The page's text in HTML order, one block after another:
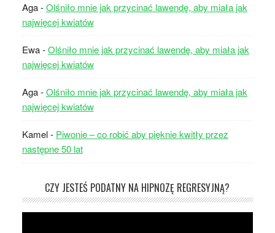
Aga-Olśniło mnie jak przycinać lawendę, aby miała jak
najwięcej kwiatów
Ewa-Olśniło mnie jak przycinać lawendę, aby miała jak
najwięcej kwiatów
Aga-Olśniło mnie jak przycinać lawendę, aby miała jak
najwięcej kwiatów
Kamel- Piwonie – co robić aby pięknie kwitły przez
następne 50 lat
CZY JESTEŚ PODATNY NA HIPNOZĘ REGRESYJNĄ?